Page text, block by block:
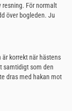
resning. För normalt
över bogleden. Ju
korrekt när hästens
samtidigt som den
dras med hakan mot